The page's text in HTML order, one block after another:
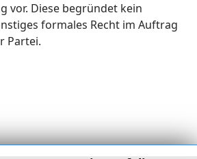
vor. Diese begründet kein
formales Recht im Auftrag
Partei.